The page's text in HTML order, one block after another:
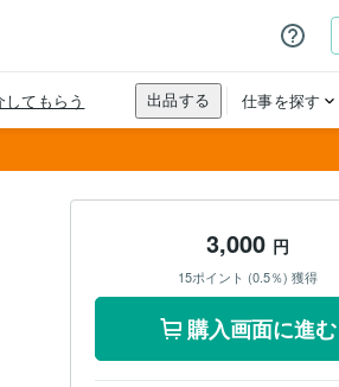
3,000 円
15ポイント (0.5％) 獲得
購入画面に進む